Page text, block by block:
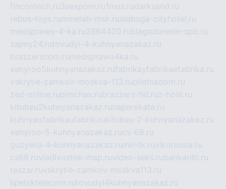
fincontech.ru3sexporn.ru1mus.rudarksand.ru
rebus-toys.ru minelab-msk.rualabuga-cityhotel.ru
medsprawo-4-ka.ru2864420.rublagodarenie-spb.ru
zajmy24.rutovudyi-4-kuhnyanazakaz.ru
brazzerscom.ru medsprawo4ka.ru
xehyroo5kuhnyanazakaz.rufabrikayfabrikaefabrika.ru
vskrytie-zamkov-moskva-113.rubiletnadom.ru
zed-online.rupimchax.rubrazzers-hd.ruz-host.ru
kitubeu2kuhnyanazakaz.ru naperekate.ru
kuhnyaofabrikaufabrik.rukitubeu-2-kuhnyanazakaz.ru
xehyroo-5-kuhnyanazakaz.rucs-68.ru
guzywia-4-kuhnyanazakaz.ru mir-tk.ruvlknrussia.ru
cs68.ruvladivostok-map.ruvideo-seks.rubankaribi.ru
raszar.ruvskrytie-zamkov-moskva113.ru
lipetsktelecom.rutovudyi4kuhnyanazakaz.ru